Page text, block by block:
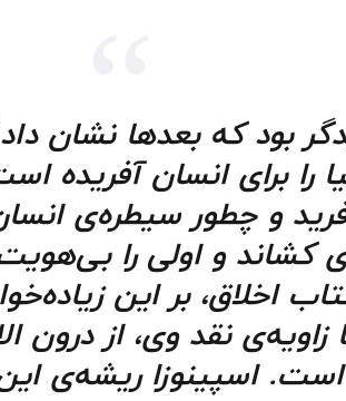
بود که بعدها نشان
را برای انسان آفریده
و چطور سیطره‌ی
کشاند و اولی را
اخلاق، بر این
زاویه‌ی نقد وی، از درون
اسپینوزا ریشه‌ی